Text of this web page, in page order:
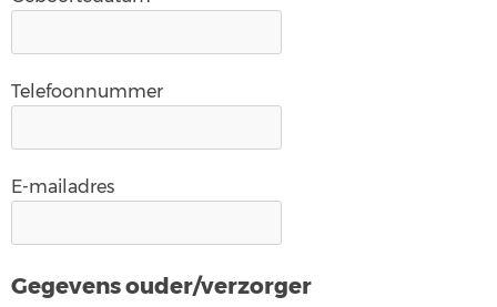
Telefoonnummer
E-mailadres
Gegevens ouder/verzorger